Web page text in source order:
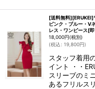
[送料無料][ERUKEI]
ピンク・ブルー・V
レス・ワンピース[
18,000円(税別)
(税込 : 19,800円)
スタッフ着用
イント ・・
スリーブのミ
あるフリルス